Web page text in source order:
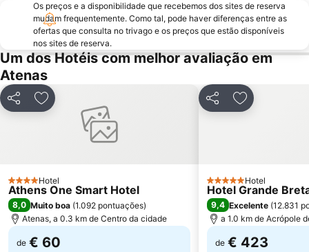
Passeio por Atenas
Museu da Acrópole
Pedion Areos
Neo Iraklio Attikis
Peiraiki
Square of Kolonaki
Temple of Rome and Augustus
Egaleo
Agia Paraskevi
Metropolitan EXPO
Makronisos
Parousies
Esrever On
Exarchion square
Museu Nacional de Arqueologia
Os preços e a disponibilidade que recebemos dos sites de reserva
mudam frequentemente. Como tal, pode haver diferenças entre as
ofertas que consulta no trivago e os preços que estão disponíveis
nos sites de reserva.
Um dos Hotéis com melhor avaliação em
Atenas
PartilharAdicionar aos favoritos
4 Estrelas
Hotel
Athens One Smart Hotel
8,0 Muito boa (1.092 pontuações)
Atenas, a 0.3 km de Centro da cidade
de € 60
PartilharAdicionar
5 EstrelasHotel
Hotel Grande
9,4 Excelente (12.831
a 1.0 km de Acrópole
de € 423